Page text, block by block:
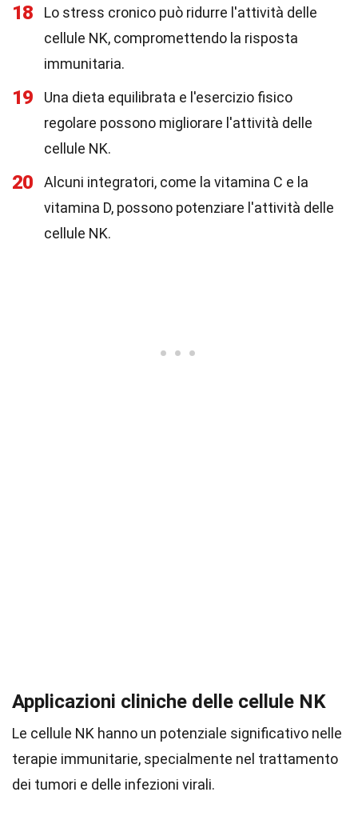
18
Lo stress cronico può ridurre l'attività delle
cellule NK, compromettendo la risposta
immunitaria.
19
Una dieta equilibrata e l'esercizio fisico
regolare possono migliorare l'attività delle
cellule NK.
20
Alcuni integratori, come la vitamina C e la
vitamina D, possono potenziare l'attività delle
cellule NK.
Applicazioni cliniche delle cellule NK
Le cellule NK hanno un potenziale significativo nelle
terapie immunitarie, specialmente nel trattamento
dei tumori e delle infezioni virali.